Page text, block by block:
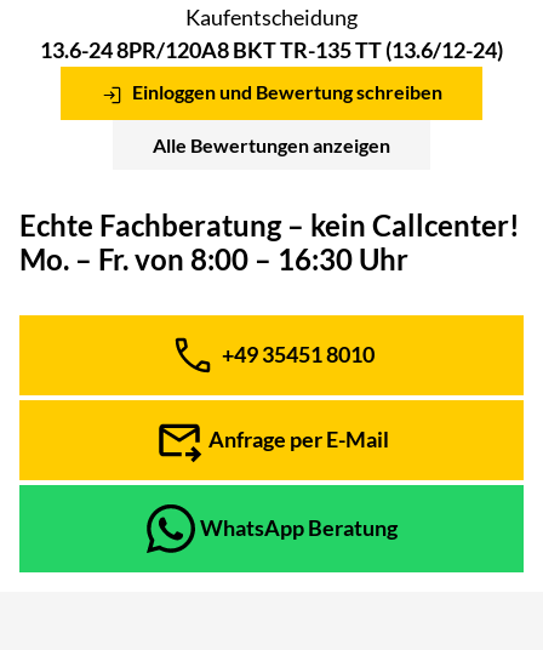
Kaufentscheidung
13.6-24 8PR/120A8 BKT TR-135 TT (13.6/12-24)
Einloggen und Bewertung schreiben
Alle Bewertungen anzeigen
Echte Fachberatung – kein Callcenter!
Mo. – Fr. von 8:00 – 16:30 Uhr
Telefon:
+49 35451 8010
Anfrage per E-Mail
WhatsApp Beratung